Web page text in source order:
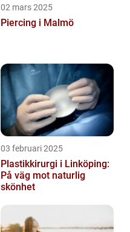
02 mars 2025
Piercing i Malmö
03 februari 2025
Plastikkirurgi i Linköping:
På väg mot naturlig
skönhet